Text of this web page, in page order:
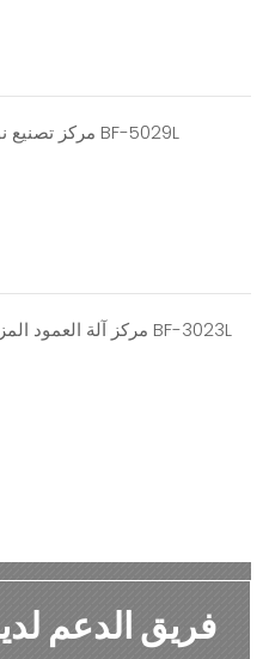
BF-5029L مركز تصنيع نوع العمود المزدوج
BF-3023L مركز آلة العمود المزدوج عالي السرعة
فريق الدعم